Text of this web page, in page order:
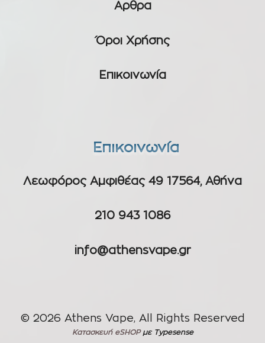
Αρθρα
Όροι Χρήσης
Επικοινωνία
Επικοινωνία
Λεωφόρος Αμφιθέας 49 17564, Αθήνα
210 943 1086
info@athensvape.gr
© 2026 Athens Vape, All Rights Reserved
Κατασκευή eSHOPμε Typesense